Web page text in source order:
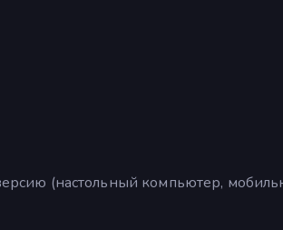
(настольный компьютер,